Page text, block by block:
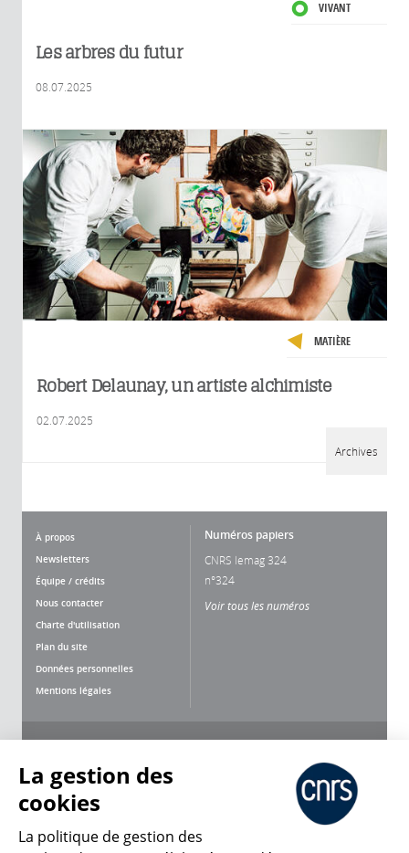
VIVANT
Les arbres du futur
08.07.2025
MATIÈRE
Robert Delaunay, un artiste alchimiste
02.07.2025
Archives
À propos
Newsletters
Équipe / crédits
Nous contacter
Charte d'utilisation
Plan du site
Données personnelles
Mentions légales
Numéros papiers
CNRS lemag 324
n°324
Voir tous les numéros
La gestion des
cookies
La politique de gestion des